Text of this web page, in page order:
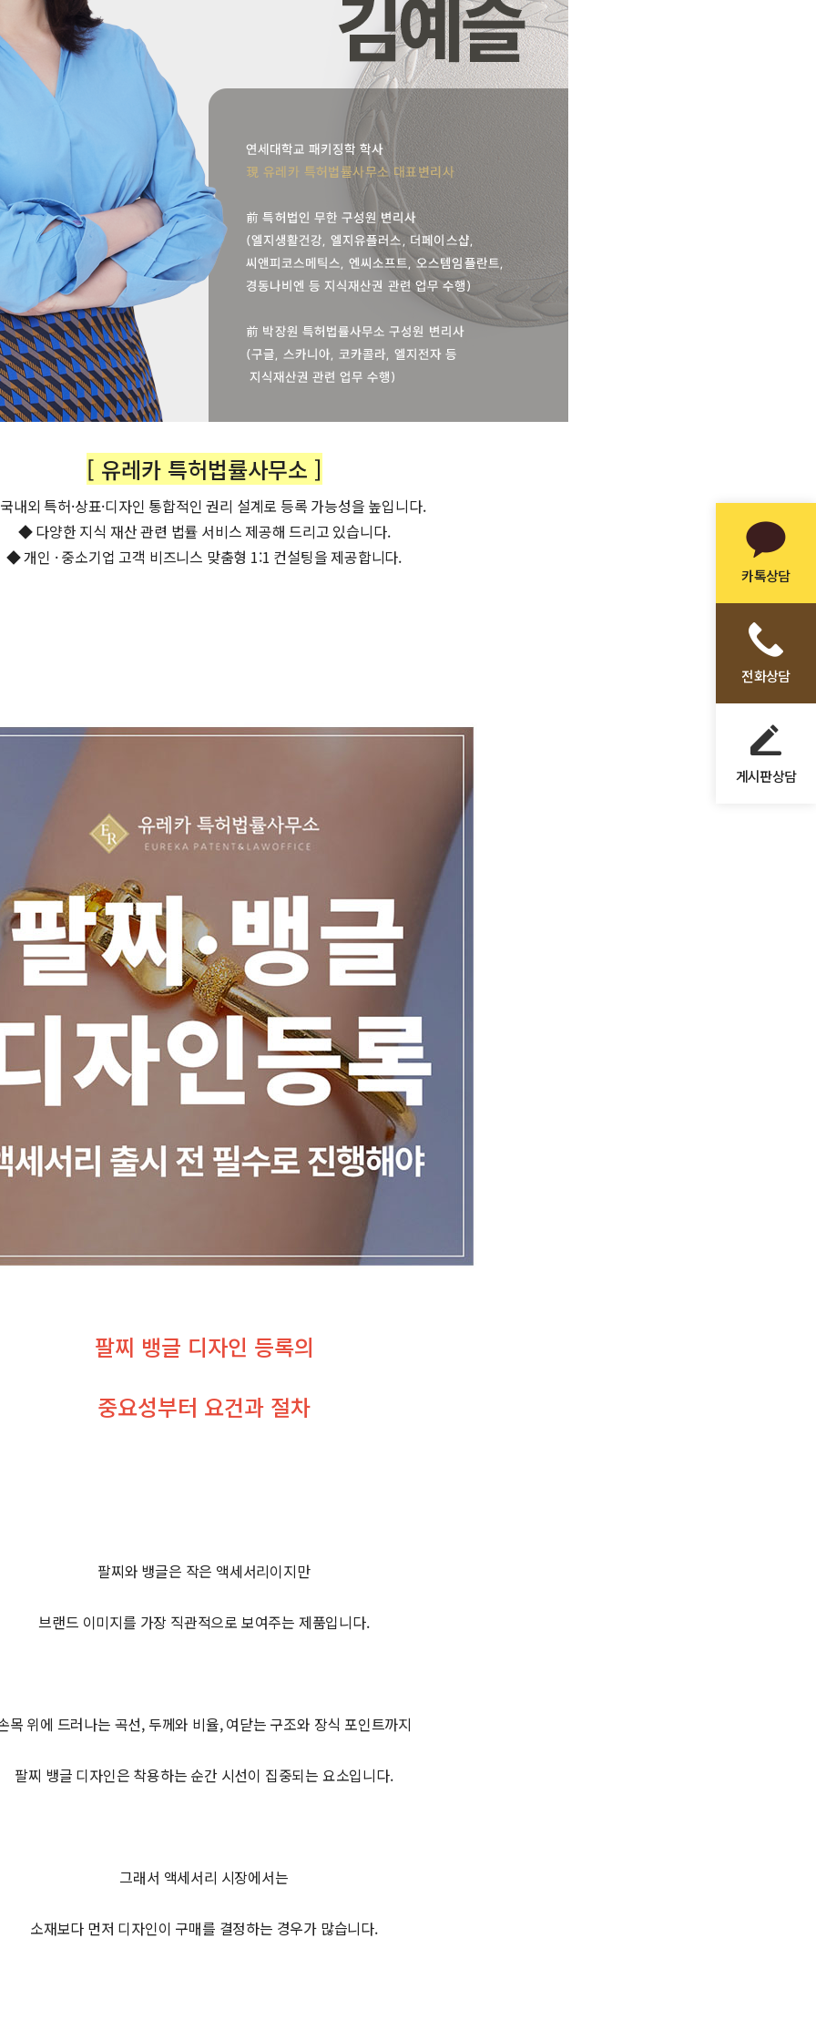
카톡상담
전화상담
게시판상담
[ 유레카 특허법률사무소 ]
내외 특허·상표·디자인 통합적인 권리 설계로 등록 가능성을 높입니다.
◆ 다양한 지식 재산 관련 법률 서비스 제공해 드리고 있습니다.
◆ 개인 · 중소기업 고객 비즈니스 맞춤형 1:1 컨설팅을 제공합니다.
팔찌 뱅글 디자인 등록의
중요성부터 요건과 절차
팔찌와 뱅글은 작은 액세서리이지만
브랜드 이미지를 가장 직관적으로 보여주는 제품입니다.
목 위에 드러나는 곡선, 두께와 비율, 여닫는 구조와 장식 포인트까지
팔찌 뱅글 디자인은 착용하는 순간 시선이 집중되는 요소입니다.
그래서 액세서리 시장에서는
소재보다 먼저 디자인이 구매를 결정하는 경우가 많습니다.